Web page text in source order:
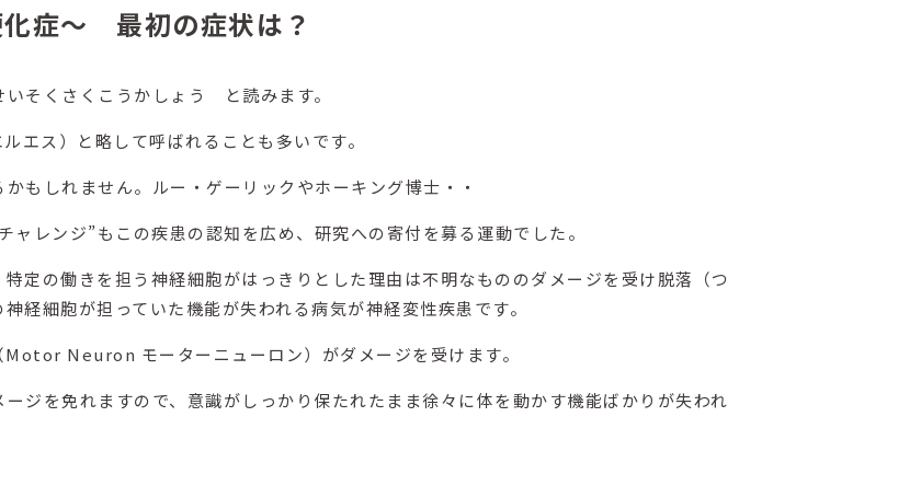
症～ 最初の症状は？
そくさくこうかしょう と読みます。
エス）と略して呼ばれることも多いです。
もしれません。ルー・ゲーリックやホーキング博士・・
ャレンジ”もこの疾患の認知を広め、研究への寄付を募る運動でした。
定の働きを担う神経細胞がはっきりとした理由は不明なもののダメージを受け脱落（つ
経細胞が担っていた機能が失われる病気が神経変性疾患です。
Neuron モーターニューロン）がダメージを受けます。
ジを免れますので、意識がしっかり保たれたまま徐々に体を動かす機能ばかりが失われ